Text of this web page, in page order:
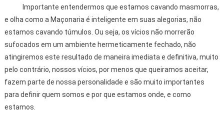
Importante entendermos que estamos cavando masmorras,
e olha como a Maçonaria é inteligente em suas alegorias, não
estamos cavando túmulos. Ou seja, os vícios não morrerão
sufocados em um ambiente hermeticamente fechado, não
atingiremos este resultado de maneira imediata e definitiva, muito
pelo contrário, nossos vícios, por menos que queiramos aceitar,
fazem parte de nossa personalidade e são muito importantes
para definir quem somos e por que estamos onde, e como
estamos.